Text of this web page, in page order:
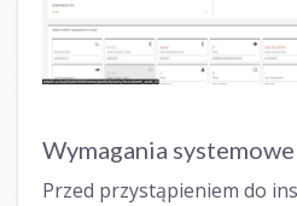
Wymagania systemowe
Przed przystąpieniem do